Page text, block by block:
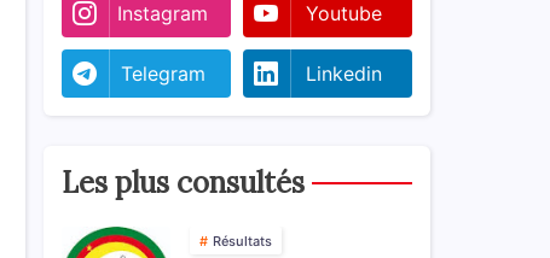
Instagram Youtube
Telegram Linkedin
Les plus consultés
Résultats